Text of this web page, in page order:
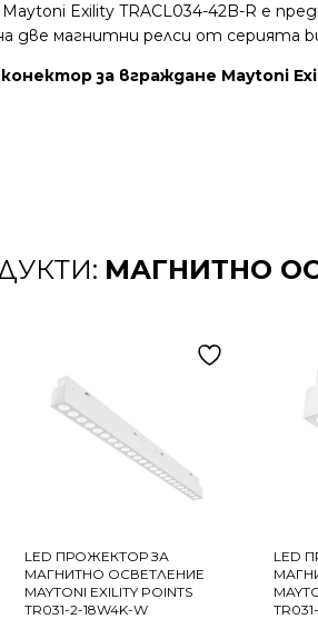
Exility TRACL034-42B-R e
две магнитни релси от серията
за вграждане Maytoni
МАГНИТНО
LED ПРОЖЕКТОР ЗА
МАГНИТНО ОСВЕТЛЕНИЕ
MAYTONI EXILITY POINTS
TR031-2-18W4K-W
LED